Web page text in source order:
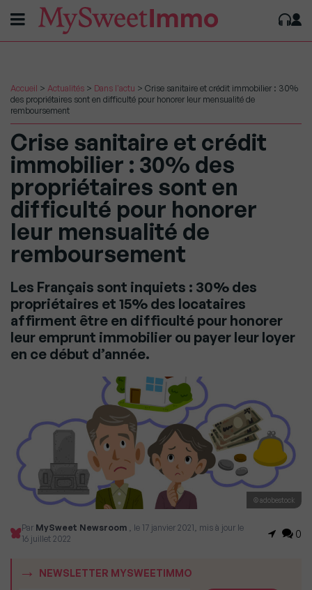
Accueil > Actualités > Dans l'actu > Crise sanitaire et crédit immobilier : 30%
des propriétaires sont en difficulté pour honorer leur mensualité de
remboursement
Crise sanitaire et crédit
immobilier : 30% des
propriétaires sont en
difficulté pour honorer
leur mensualité de
remboursement
Les Français sont inquiets : 30% des
propriétaires et 15% des locataires
affirment être en difficulté pour honorer
leur emprunt immobilier ou payer leur loyer
en ce début d’année.
© adobestock
Par MySweet Newsroom , le 17 janvier 2021, mis à jour le
16 juillet 2022
0
NEWSLETTER MYSWEETIMMO